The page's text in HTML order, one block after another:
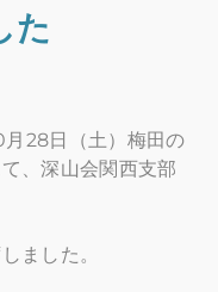
た
28日（土）梅田の
、深山会関西支部
ました。